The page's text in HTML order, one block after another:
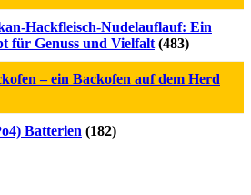
Hackfleisch-Nudelauflauf: Ein
für Genuss und Vielfalt (483)
– ein Backofen auf dem Herd
Batterien (182)